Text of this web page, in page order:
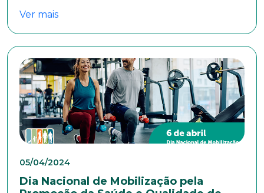
Ver mais
05/04/2024
Dia Nacional de Mobilização pela
Trabalhe conosco
Faça parte de uma instituição sólida, ética e
comprometida com o bem-estar dos seus
colaboradores. Preencha todos os dados abaixo e
anexe seu currículo.
*Campos obrigatórios
Nome completo*